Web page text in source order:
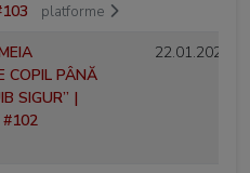
platforme
COPIL PÂNĂ
SIGUR” |
#102
22.01.2026